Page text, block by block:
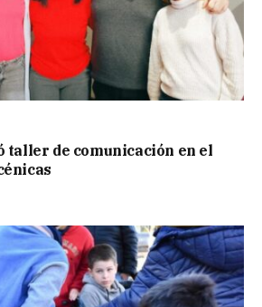
de comunicación en el